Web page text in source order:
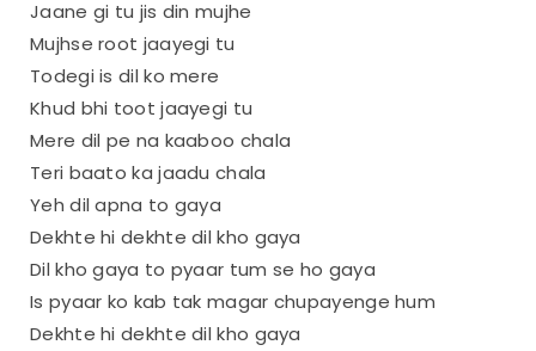
Jaane gi tu jis din mujhe
Mujhse root jaayegi tu
Todegi is dil ko mere
Khud bhi toot jaayegi tu
Mere dil pe na kaaboo chala
Teri baato ka jaadu chala
Yeh dil apna to gaya
Dekhte hi dekhte dil kho gaya
Dil kho gaya to pyaar tum se ho gaya
Is pyaar ko kab tak magar chupayenge hum
Dekhte hi dekhte dil kho gaya